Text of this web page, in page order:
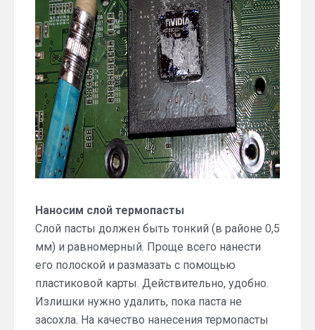
Наносим слой термопасты
Слой пасты должен быть тонкий (в районе 0,5
мм) и равномерный. Проще всего нанести
его полоской и размазать с помощью
пластиковой карты. Действительно, удобно.
Излишки нужно удалить, пока паста не
засохла. На качество нанесения термопасты